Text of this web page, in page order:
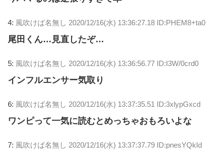
4: 風吹けば名無し 2020/12/16(水) 13:36:27.18 ID:PHEM8+ta0
尾田くん…見直したぞ…
5: 風吹けば名無し 2020/12/16(水) 13:36:56.77 ID:I3W/0crd0
インフルエンサー気取り
6: 風吹けば名無し 2020/12/16(水) 13:37:35.51 ID:3xlypGxcd
ワンピって一気に読むとめっちゃおもろいよな
7: 風吹けば名無し 2020/12/16(水) 13:37:37.79 ID:pnesYQkId